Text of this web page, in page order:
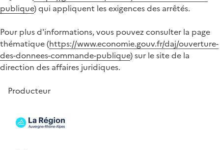
publique) qui appliquent les exigences des arrêtés.
Pour plus d'informations, vous pouvez consulter la page
thématique (https://www.economie.gouv.fr/daj/ouverture-
des-donnees-commande-publique) sur le site de la
direction des affaires juridiques.
Producteur